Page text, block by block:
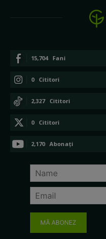
15,704 Fani
0 Cititori
2,327 Cititori
0 Cititori
2,170 Abonați
MĂ ABONEZ